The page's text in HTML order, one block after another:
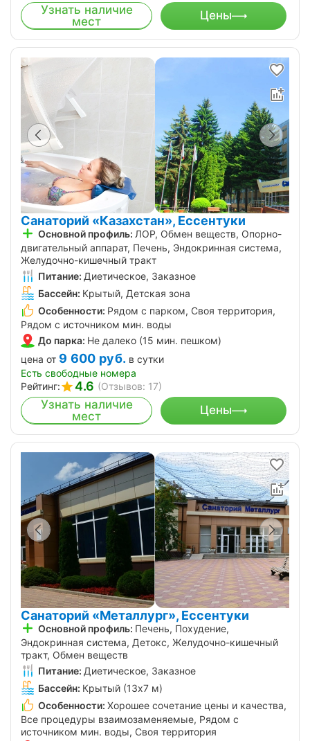
Узнать наличие
мест
Цены
Санаторий «Казахстан», Ессентуки
Основной профиль: ЛОР, Обмен веществ, Опорно-
двигательный аппарат, Печень, Эндокринная система,
Желудочно-кишечный тракт
Питание: Диетическое, Заказное
Бассейн: Крытый, Детская зона
Особенности: Рядом с парком, Своя территория,
Рядом с источником мин. воды
До парка: Не далеко (15 мин. пешком)
цена от 9 600 руб. в сутки
Есть свободные номера
Рейтинг:
4.6 (Отзывов: 17)
Узнать наличие
мест
Цены
Санаторий «Металлург», Ессентуки
Основной профиль: Печень, Похудение,
Эндокринная система, Детокс, Желудочно-кишечный
тракт, Обмен веществ
Питание: Диетическое, Заказное
Бассейн: Крытый (13х7 м)
Особенности: Хорошее сочетание цены и качества,
Все процедуры взаимозаменяемые, Рядом с
источником мин. воды, Своя территория